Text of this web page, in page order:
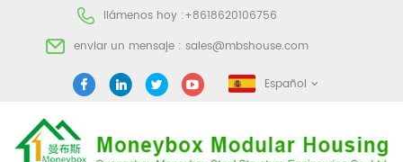
llámenos hoy :+8618620106756
enviar un mensaje : sales@mbshouse.com
Español